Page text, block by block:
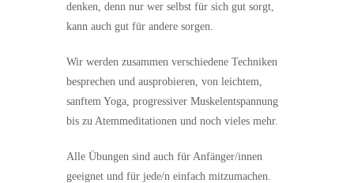
denken, denn nur wer selbst für sich gut sorgt,
kann auch gut für andere sorgen.
Wir werden zusammen verschiedene Techniken
besprechen und ausprobieren, von leichtem,
sanftem Yoga, progressiver Muskelentspannung
bis zu Atemmeditationen und noch vieles mehr.
Alle Übungen sind auch für Anfänger/innen
geeignet und für jede/n einfach mitzumachen.